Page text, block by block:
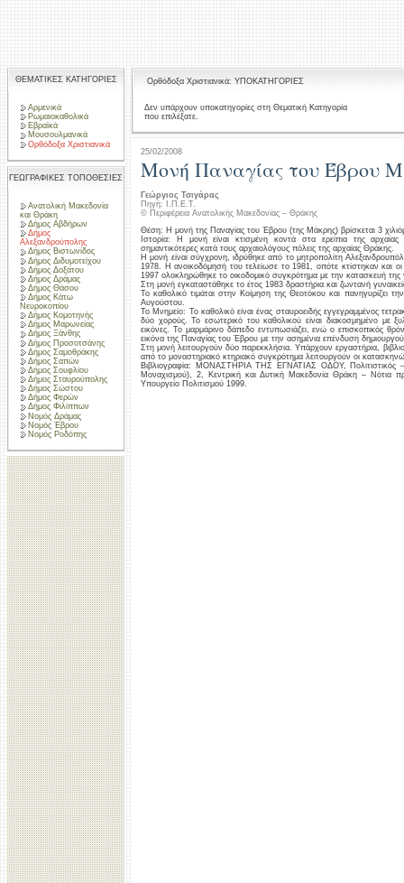
ΘΕΜΑΤΙΚΕΣ ΚΑΤΗΓΟΡΙΕΣ
Αρμενικά
Ρωμαιοκαθολικά
Εβραϊκά
Μουσουλμανικά
Ορθόδοξα Χριστιανικά
ΓΕΩΓΡΑΦΙΚΕΣ ΤΟΠΟΘΕΣΙΕΣ
Ανατολική Μακεδονία
και Θράκη
Δήμος Αβδήρων
Δήμος
Αλεξανδρούπολης
Δήμος Βιστωνίδος
Δήμος Διδυμοτείχου
Δήμος Δοξάτου
Δήμος Δράμας
Δήμος Θάσου
Δήμος Κάτω
Νευροκοπίου
Δήμος Κομοτηνής
Δήμος Μαρωνείας
Δήμος Ξάνθης
Δήμος Προσοτσάνης
Δήμος Σαμοθράκης
Δήμος Σαπών
Δήμος Σουφλίου
Δήμος Σταυρούπολης
Δήμος Σώστου
Δήμος Φερών
Δήμος Φιλίππων
Νομός Δράμας
Νομός Έβρου
Νομός Ροδόπης
Ορθόδοξα Χριστιανικά: ΥΠΟΚΑΤΗΓΟΡΙΕΣ
Δεν υπάρχουν υποκατηγορίες στη Θεματική Κατηγορία
που επιλέξατε.
25/02/2008
Μονή Παναγίας του Έβρου
Γεώργιος Τσιγάρας
Πηγή: Ι.Π.Ε.Τ.
© Περιφέρεια Ανατολικής Μακεδονίας – Θράκης
Θέση: Η μονή της Παναγίας του Έβρου (της Μάκρης) βρίσκεται 3
Ιστορία: Η μονή είναι κτισμένη κοντά στα ερείπια της
σημαντικότερες κατά τους αρχαιολόγους πόλεις της αρχαίας Θράκης.
Η μονή είναι σύγχρονη, ιδρύθηκε από το μητροπολίτη
1978. Η ανοικοδόμησή του τελείωσε το 1981, οπότε κτίστηκαν και
1997 ολοκληρώθηκε το οικοδομικό συγκρότημα με την κατασκευή της
Στη μονή εγκαταστάθηκε το έτος 1983 δραστήρια και ζωντανή
Το καθολικό τιμάται στην Κοίμηση της Θεοτόκου και πανηγυρίζει
Αυγούστου.
Το Μνημείο: Το καθολικό είναι ένας σταυροειδής εγγεγραμμένος
δύο χορούς. Το εσωτερικό του καθολικού είναι διακοσμημένο με
εικόνες. Το μαρμάρινο δάπεδο εντυπωσιάζει, ενώ ο επισκοπικός
εικόνα της Παναγίας του Έβρου με την ασημένια επένδυση
Στη μονή λειτουργούν δύο παρεκκλήσια. Υπάρχουν εργαστήρια,
από το μοναστηριακό κτηριακό συγκρότημα λειτουργούν οι
Βιβλιογραφία: ΜΟΝΑΣΤΗΡΙΑ ΤΗΣ ΕΓΝΑΤΙΑΣ ΟΔΟΥ, Πολιτιστικός –
Μοναχισμού), 2, Κεντρική και Δυτική Μακεδονία Θράκη – Νότια
Υπουργείο Πολιτισμού 1999.